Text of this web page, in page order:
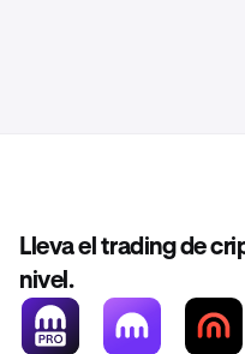
Lleva el trading de
nivel.